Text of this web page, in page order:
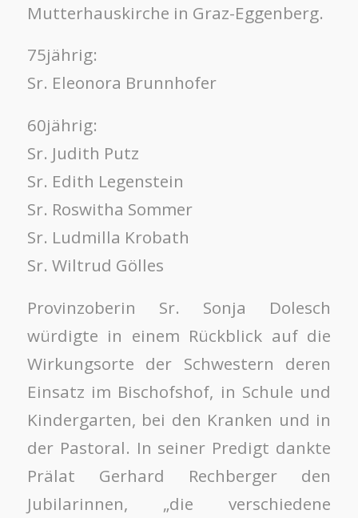
Mutterhauskirche in Graz-Eggenberg.
75jährig:
Sr. Eleonora Brunnhofer
60jährig:
Sr. Judith Putz
Sr. Edith Legenstein
Sr. Roswitha Sommer
Sr. Ludmilla Krobath
Sr. Wiltrud Gölles
Provinzoberin Sr. Sonja Dolesch
würdigte in einem Rückblick auf die
Wirkungsorte der Schwestern deren
Einsatz im Bischofshof, in Schule und
Kindergarten, bei den Kranken und in
der Pastoral. In seiner Predigt dankte
Prälat Gerhard Rechberger den
Jubilarinnen, „die verschiedene